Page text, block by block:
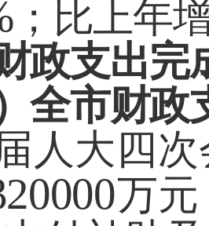
；比上年
政支出完
全市财
人大四
万